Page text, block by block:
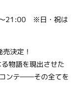
～21:00 ※日・祝は
決定！
物語を現出させた
ンテ――その全てを